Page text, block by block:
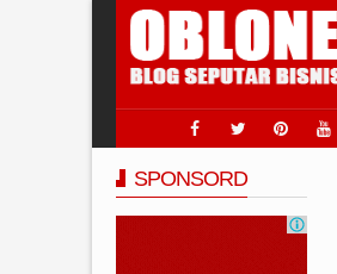
Laris Ya Di @hclpumpindonesia 2025
SPONSORD